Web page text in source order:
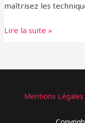
maîtrisez les
Lire la suite »
Mentions Légales